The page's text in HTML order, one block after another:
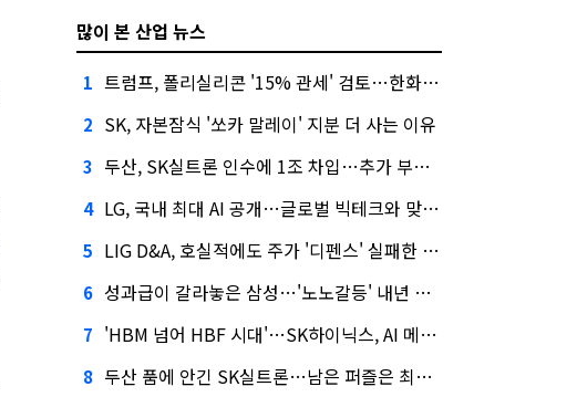
많이 본 산업 뉴스
1 트럼프, 폴리실리콘 '15% 관세' 검토…한화큐셀·OCI 영향은?
2 SK, 자본잠식 '쏘카 말레이' 지분 더 사는 이유
3 두산, SK실트론 인수에 1조 차입…추가 부담은?
4 LG, 국내 최대 AI 공개…글로벌 빅테크와 맞붙는다
5 LIG D&A, 호실적에도 주가 '디펜스' 실패한 이유
6 성과급이 갈라놓은 삼성…'노노갈등' 내년 교섭 판 흔들까
7 'HBM 넘어 HBF 시대'…SK하이닉스, AI 메모리 표준 선점 나섰다
8 두산 품에 안긴 SK실트론…남은 퍼즐은 최태원 지분 29.4%